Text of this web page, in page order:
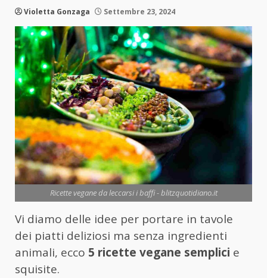
Violetta Gonzaga Settembre 23, 2024
Ricette vegane da leccarsi i baffi - blitzquotidiano.it
Vi diamo delle idee per portare in tavole
dei piatti deliziosi ma senza ingredienti
animali, ecco 5 ricette vegane semplici e
squisite.